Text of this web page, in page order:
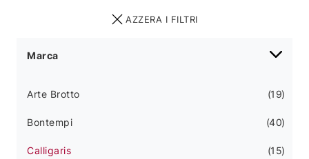
AZZERA I FILTRI
Marca
Arte Brotto 19
Bontempi 40
Calligaris 15